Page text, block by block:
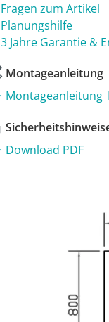
Fragen zum Artikel
Planungshilfe
3 Jahre Garantie &
Montageanleitung
Download PDF